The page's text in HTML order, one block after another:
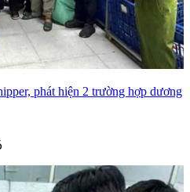
phát hiện 2 trường hợp dương